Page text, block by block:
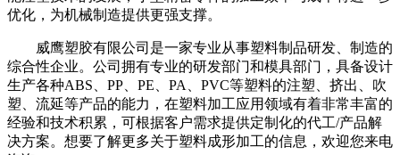
优化，为机械制造提供更强支撑。
威鹰塑胶有限公司是一家专业从事塑料制品研发、制造的
综合性企业。公司拥有专业的研发部门和模具部门，具备设计
生产各种ABS、PP、PE、PA、PVC等塑料的注塑、挤出、吹
塑、流延等产品的能力，在塑料加工应用领域有着非常丰富的
经验和技术积累，可根据客户需求提供定制化的代工/产品解
决方案。想要了解更多关于塑料成形加工的信息，欢迎您来电